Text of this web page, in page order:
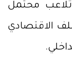
محتمل
الاقتصادي